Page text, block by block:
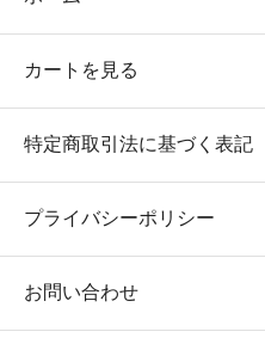
カートを見る
特定商取引法に基づく表記
プライバシーポリシー
お問い合わせ